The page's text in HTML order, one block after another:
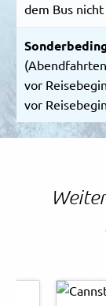
dem Bus
vor
vor